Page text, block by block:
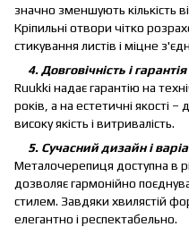
значно зменшують кількість
Кріпильні отвори чітко
стикування листів і міцне
4. Довговічність і
Ruukki надає гарантію на
років, а на естетичні якості
високу якість і витривалість.
5. Сучасний дизайн і
Металочерепиця доступна в
дозволяє гармонійно
стилем. Завдяки хвилястій
елегантно і респектабельно.